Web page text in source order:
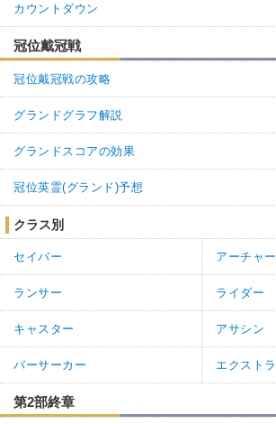
カウントダウン
冠位戴冠戦
冠位戴冠戦の攻略
グランドグラフ解説
グランドスコアの効果
冠位英霊(グランド)予想
クラス別
セイバー アーチャー
ランサー ライダー
キャスター アサシン
バーサーカー エクストラ
第2部終章